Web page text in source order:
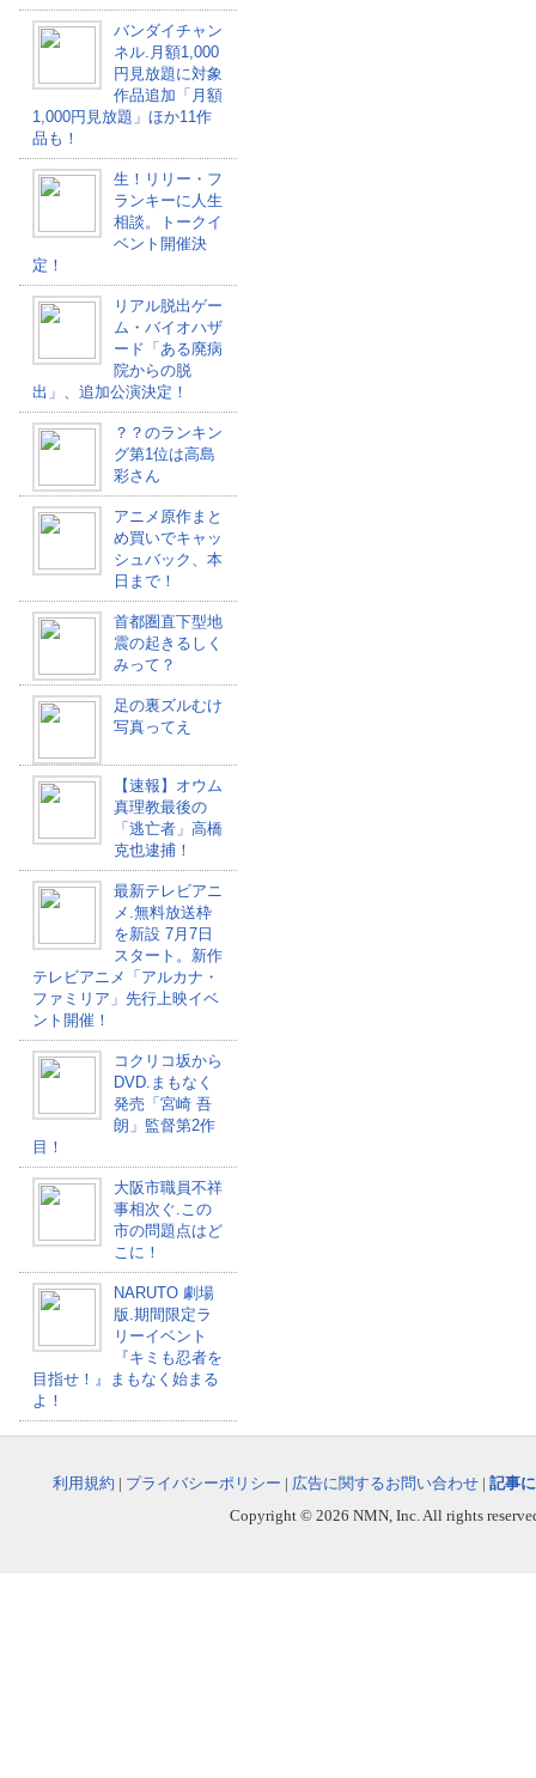
バンダイチャン
ネル.月額1,000
円見放題に対象
作品追加「月額
1,000円見放題」ほか11作
品も！
生！リリー・フ
ランキーに人生
相談。トークイ
ベント開催決
定！
リアル脱出ゲー
ム・バイオハザ
ード「ある廃病
院からの脱
出」、追加公演決定！
？？のランキン
グ第1位は高島
彩さん
アニメ原作まと
め買いでキャッ
シュバック、本
日まで！
首都圏直下型地
震の起きるしく
みって？
足の裏ズルむけ
写真ってえ
【速報】オウム
真理教最後の
「逃亡者」高橋
克也逮捕！
最新テレビアニ
メ.無料放送枠
を新設 7月7日
スタート。新作
テレビアニメ「アルカナ・
ファミリア」先行上映イベ
ント開催！
コクリコ坂から
DVD.まもなく
発売「宮崎 吾
朗」監督第2作
目！
大阪市職員不祥
事相次ぐ.この
市の問題点はど
こに！
NARUTO 劇場
版.期間限定ラ
リーイベント
『キミも忍者を
目指せ！』まもなく始まる
よ！
利用規約 | プライバシーポリシー | 広告に関するお問い合わせ | 記事
Copyright © 2026 NMN, Inc. All rights